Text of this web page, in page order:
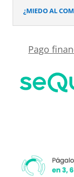
¿MIEDO AL
Pago